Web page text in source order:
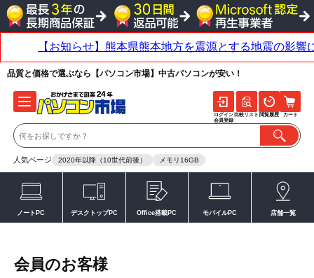
品質と価格で選ぶなら【パソコン市場】中古パソコンが安い！
人気ページ 2020年以降（10世代前後） メモリ16GB
ログイン
会員登録
比較リスト 閲覧履歴 カート
ノートPC デスクトップPC Office搭載PC モバイルPC 店舗一覧
会員のお客様